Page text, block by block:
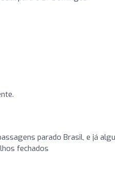
parado Brasil, e já
fechados